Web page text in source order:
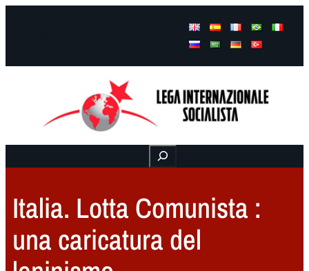
Buscar
Italia. Lotta Comunista :
una caricatura del